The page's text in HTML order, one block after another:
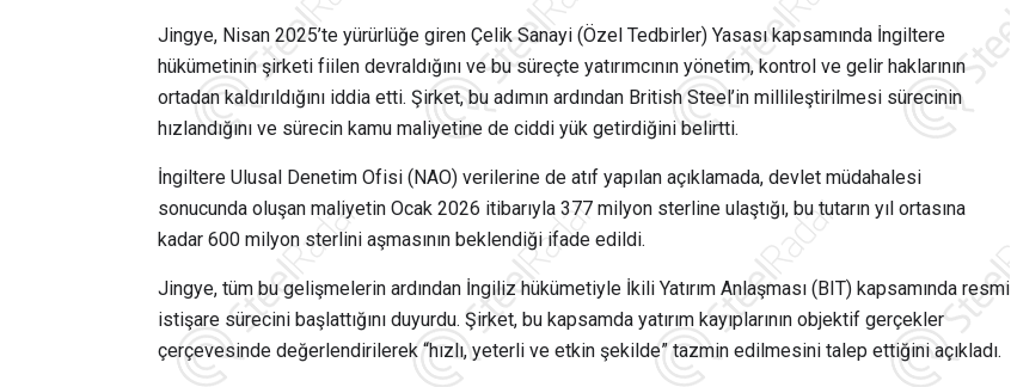
Jingye, Nisan 2025’te yürürlüğe giren Çelik Sanayi (Özel Tedbirler) Yasası kapsamında İngiltere
hükümetinin şirketi fiilen devraldığını ve bu süreçte yatırımcının yönetim, kontrol ve gelir haklarının
ortadan kaldırıldığını iddia etti. Şirket, bu adımın ardından British Steel’in millileştirilmesi sürecinin
hızlandığını ve sürecin kamu maliyetine de ciddi yük getirdiğini belirtti.
İngiltere Ulusal Denetim Ofisi (NAO) verilerine de atıf yapılan açıklamada, devlet müdahalesi
sonucunda oluşan maliyetin Ocak 2026 itibarıyla 377 milyon sterline ulaştığı, bu tutarın yıl ortasına
kadar 600 milyon sterlini aşmasının beklendiği ifade edildi.
Jingye, tüm bu gelişmelerin ardından İngiliz hükümetiyle İkili Yatırım Anlaşması (BIT) kapsamında resmi
istişare sürecini başlattığını duyurdu. Şirket, bu kapsamda yatırım kayıplarının objektif gerçekler
çerçevesinde değerlendirilerek “hızlı, yeterli ve etkin şekilde” tazmin edilmesini talep ettiğini açıkladı.